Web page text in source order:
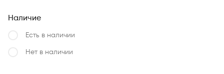
Наличие
Есть в наличии
Нет в наличии